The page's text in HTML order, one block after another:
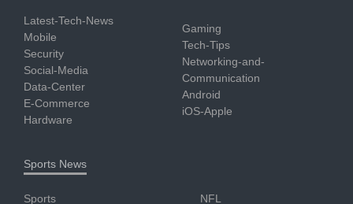
Latest-Tech-News
Mobile
Security
Social-Media
Data-Center
E-Commerce
Hardware
Gaming
Tech-Tips
Networking-and-
Communication
Android
iOS-Apple
Sports News
Sports NFL